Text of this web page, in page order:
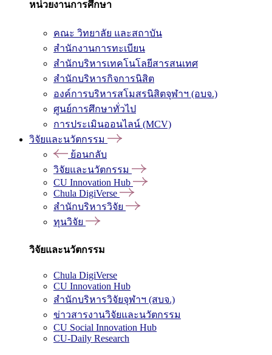
หน่วยงานการศึกษา
คณะ วิทยาลัย และสถาบัน
สำนักงานการทะเบียน
สำนักบริหารเทคโนโลยีสารสนเทศ
สำนักบริหารกิจการนิสิต
องค์การบริหารสโมสรนิสิตจุฬาฯ (อบจ.)
ศูนย์การศึกษาทั่วไป
การประเมินออนไลน์ (MCV)
วิจัยและนวัตกรรม
ย้อนกลับ
วิจัยและนวัตกรรม
CU Innovation Hub
Chula DigiVerse
สำนักบริหารวิจัย
ทุนวิจัย
วิจัยและนวัตกรรม
Chula DigiVerse
CU Innovation Hub
สำนักบริหารวิจัยจุฬาฯ (สบจ.)
ข่าวสารงานวิจัยและนวัตกรรม
CU Social Innovation Hub
CU-Daily Research